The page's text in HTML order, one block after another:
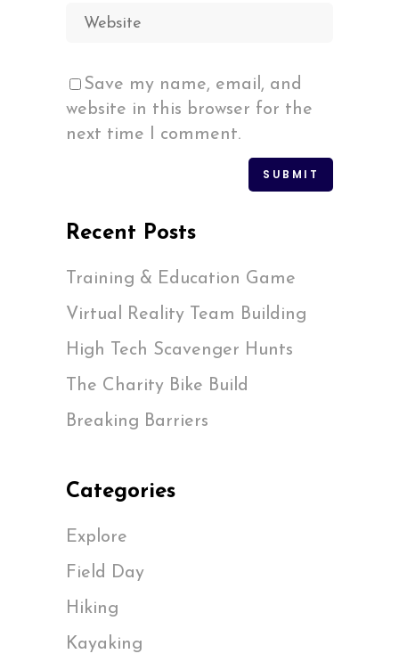
Save my name, email, and
website in this browser for the
next time I comment.
Recent Posts
Training & Education Game
Virtual Reality Team Building
High Tech Scavenger Hunts
The Charity Bike Build
Breaking Barriers
Categories
Explore
Field Day
Hiking
Kayaking